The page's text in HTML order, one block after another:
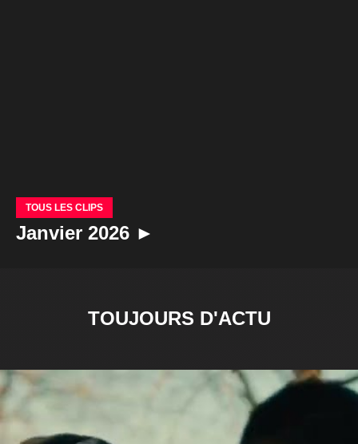
TOUS LES CLIPS
Janvier 2026 ►
TOUJOURS D'ACTU